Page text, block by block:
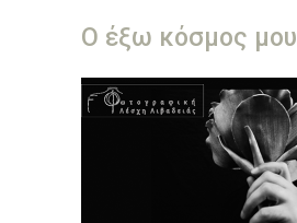
Ο έξω κόσμος μου